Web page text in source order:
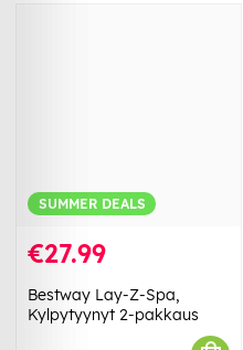
SUMMER DEALS
€27.99
Bestway Lay-Z-Spa,
Kylpytyynyt 2-pakkaus